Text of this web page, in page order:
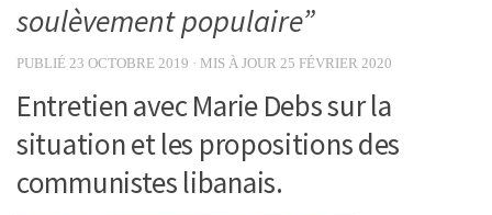
soulèvement populaire”
PUBLIÉ 23 OCTOBRE 2019 · MIS À JOUR 25 FÉVRIER 2020
Entretien avec Marie Debs sur la
situation et les propositions des
communistes libanais.